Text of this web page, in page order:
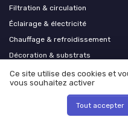
Filtration & circulation
Éclairage & électricité
Chauffage & refroidissement
Décoration & substrats
Entretien & nettoyage
Alimentation & nutrition
Conditionneurs & traitements de
Accessoires divers
Ce site utilise des cookies et
vous souhaitez activer
Tout accepter